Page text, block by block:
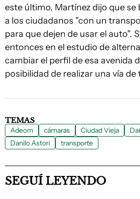
este último, Martínez dijo que se
a los ciudadanos "con un
para que dejen de usar el auto".
entonces en el estudio de
cambiar el perfil de esa avenida
posibilidad de realizar una vía
TEMAS
Adeom cámaras Ciudad Vieja
Danilo Astori
transporte
SEGUÍ LEYENDO